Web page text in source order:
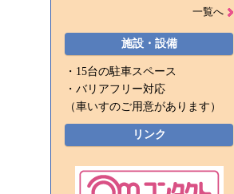
一覧へ
施設・設備
・15台の駐車スペース
・バリアフリー対応
（車いすのご用意があります）
リンク